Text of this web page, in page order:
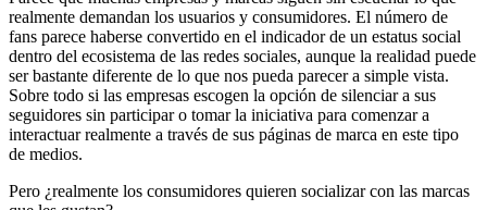
realmente demandan los usuarios y consumidores. El número de
fans parece haberse convertido en el indicador de un estatus social
dentro del ecosistema de las redes sociales, aunque la realidad puede
ser bastante diferente de lo que nos pueda parecer a simple vista.
Sobre todo si las empresas escogen la opción de silenciar a sus
seguidores sin participar o tomar la iniciativa para comenzar a
interactuar realmente a través de sus páginas de marca en este tipo
de medios.
Pero ¿realmente los consumidores quieren socializar con las marcas